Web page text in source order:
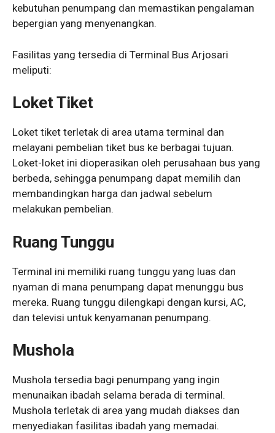
kebutuhan penumpang dan memastikan pengalaman
bepergian yang menyenangkan.
Fasilitas yang tersedia di Terminal Bus Arjosari
meliputi:
Loket Tiket
Loket tiket terletak di area utama terminal dan
melayani pembelian tiket bus ke berbagai tujuan.
Loket-loket ini dioperasikan oleh perusahaan bus yang
berbeda, sehingga penumpang dapat memilih dan
membandingkan harga dan jadwal sebelum
melakukan pembelian.
Ruang Tunggu
Terminal ini memiliki ruang tunggu yang luas dan
nyaman di mana penumpang dapat menunggu bus
mereka. Ruang tunggu dilengkapi dengan kursi, AC,
dan televisi untuk kenyamanan penumpang.
Mushola
Mushola tersedia bagi penumpang yang ingin
menunaikan ibadah selama berada di terminal.
Mushola terletak di area yang mudah diakses dan
menyediakan fasilitas ibadah yang memadai.